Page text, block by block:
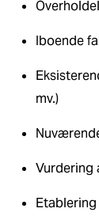
Iboende
mv.)
Vurdering